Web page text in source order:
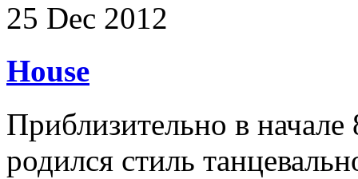
25 Dec 2012
House
Приблизительно в
родился стиль